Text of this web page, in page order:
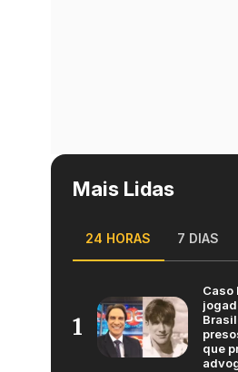
Mais Lidas
24 HORAS 7 DIAS
1
Caso
que